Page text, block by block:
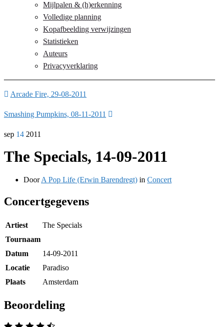
Mijlpalen & (h)erkenning
Volledige planning
Kopafbeelding verwijzingen
Statistieken
Auteurs
Privacyverklaring
Arcade Fire, 29-08-2011
Smashing Pumpkins, 08-11-2011
sep 14 2011
The Specials, 14-09-2011
DoorA Pop Life (Erwin Barendregt) in Concert
Concertgegevens
Artiest
The Specials
Tournaam
Datum
14-09-2011
Locatie
Paradiso
Plaats
Amsterdam
Beoordeling